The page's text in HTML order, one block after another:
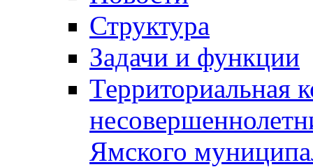
Структура
Задачи и функции
Территориальная
Ямского